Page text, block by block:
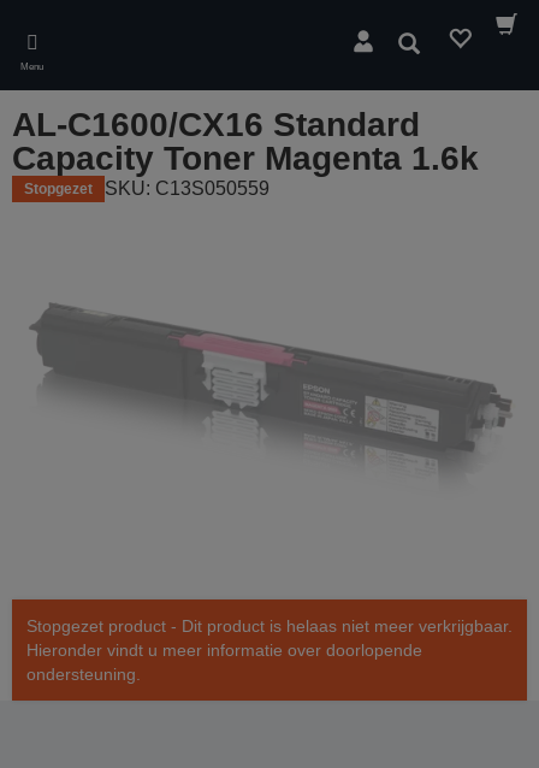
main
content
Menu
Zoeken
AL-C1600/CX16 Standard
Capacity Toner Magenta 1.6k
Stopgezet SKU: C13S050559
Stopgezet product - Dit product is helaas niet meer verkrijgbaar.
Hieronder vindt u meer informatie over doorlopende
ondersteuning.